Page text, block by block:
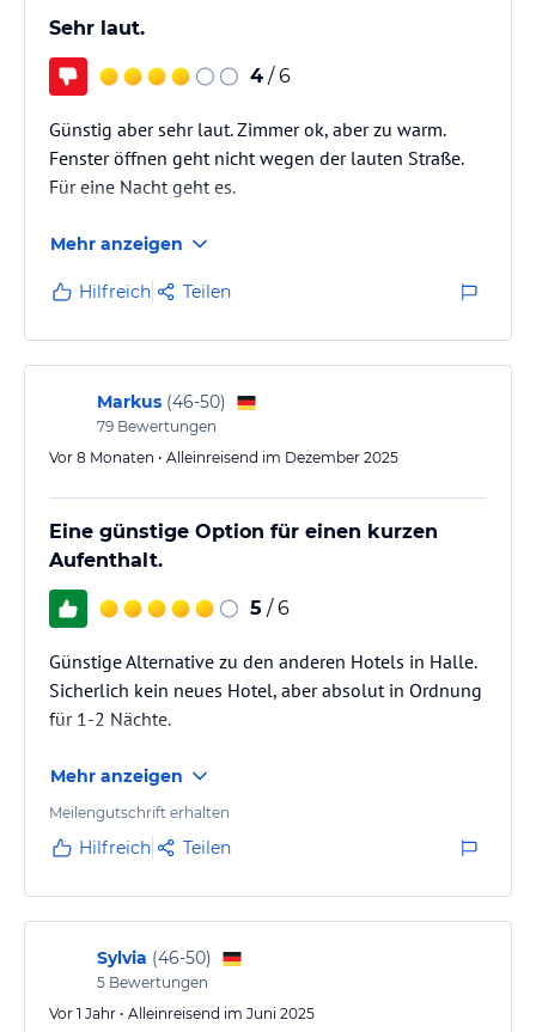
lies vor der Buchung die verbindlichen
Sehr laut.
4 / 6
Günstig aber sehr laut. Zimmer ok, aber zu warm.
Fenster öffnen geht nicht wegen der lauten Straße.
Für eine Nacht geht es.
Mehr anzeigen
Hilfreich Teilen
Markus (46-50)
79 Bewertungen
Vor 8 Monaten • Alleinreisend im Dezember 2025
Eine günstige Option für einen kurzen
Aufenthalt.
5 / 6
Günstige Alternative zu den anderen Hotels in Halle.
Sicherlich kein neues Hotel, aber absolut in Ordnung
für 1-2 Nächte.
Mehr anzeigen
Meilengutschrift erhalten
Hilfreich Teilen
Sylvia (46-50)
5 Bewertungen
Vor 1 Jahr • Alleinreisend im Juni 2025